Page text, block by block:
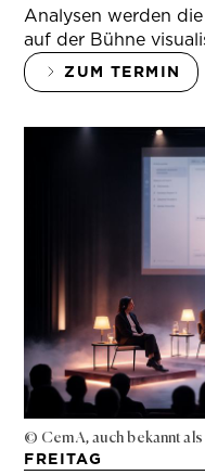
Analysen werden
auf der Bühne
ZUM TERMIN
© Cem A, auch bekannt
FREITAG